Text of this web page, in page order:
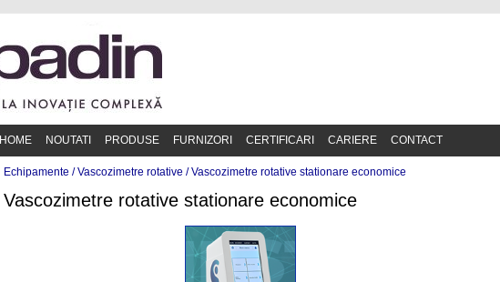
HOME NOUTATI PRODUSE FURNIZORI CERTIFICARI CARIERE CONTACT
Echipamente /Vascozimetre rotative /Vascozimetre rotative stationare economice
Vascozimetre rotative stationare economice